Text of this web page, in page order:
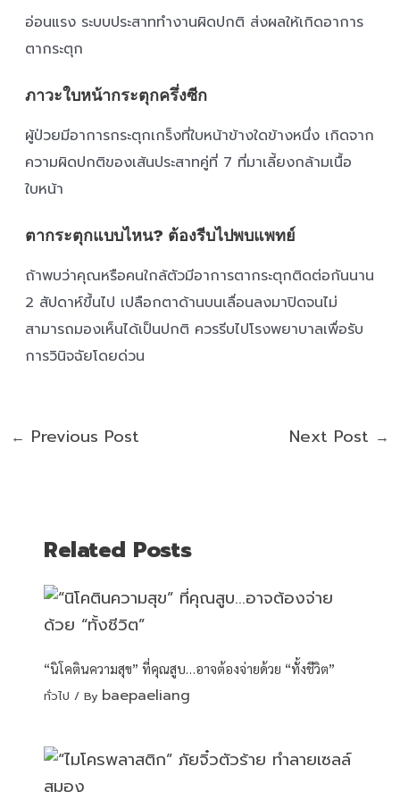
อ่อนแรง ระบบประสาททำงานผิดปกติ ส่งผลให้เกิดอาการ
ตากระตุก
ภาวะใบหน้ากระตุกครึ่งซีก
ผู้ป่วยมีอาการกระตุกเกร็งที่ใบหน้าข้างใดข้างหนึ่ง เกิดจาก
ความผิดปกติของเส้นประสาทคู่ที่ 7 ที่มาเลี้ยงกล้ามเนื้อ
ใบหน้า
ตากระตุกแบบไหน? ต้องรีบไปพบแพทย์
ถ้าพบว่าคุณหรือคนใกล้ตัวมีอาการตากระตุกติดต่อกันนาน
2 สัปดาห์ขึ้นไป เปลือกตาด้านบนเลื่อนลงมาปิดจนไม่
สามารถมองเห็นได้เป็นปกติ ควรรีบไปโรงพยาบาลเพื่อรับ
การวินิจฉัยโดยด่วน
← Previous Post Next Post →
Related Posts
“นิโคตินความสุข” ที่คุณสูบ…อาจต้องจ่ายด้วย “ทั้งชีวิต”
ทั่วไป / By baepaeliang